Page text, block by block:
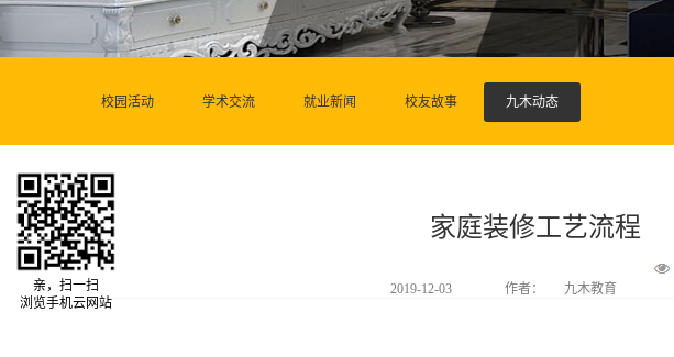
校园活动 学术交流 就业新闻 校友故事 九木动态
家庭装修工艺流程
2019-12-03 作者： 九木教育
亲，扫一扫
浏览手机云网站